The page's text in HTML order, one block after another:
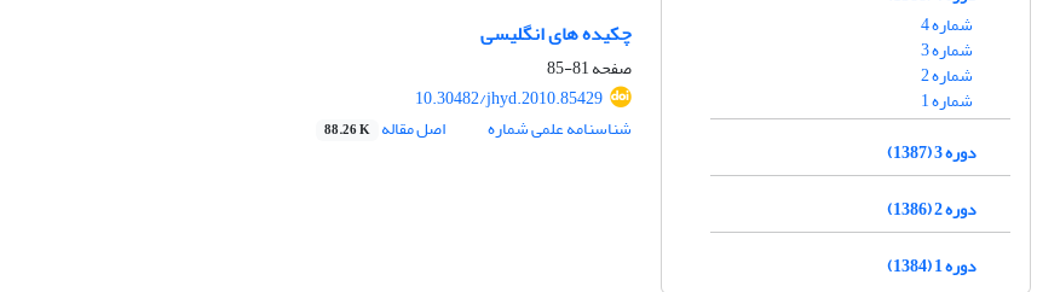
چکیده های انگلیسی
صفحه81-85
10.30482/jhyd.2010.85429
شناسنامه علمی شماره
اصل مقاله 88.26 K
شماره 4
شماره 3
شماره 2
شماره 1
دوره 3 (1387)
دوره 2 (1386)
دوره 1 (1384)